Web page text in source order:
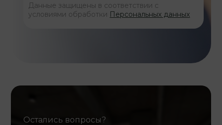
Данные защищены в соответствии с
условиями обработки Персональных данных
Остались вопросы?